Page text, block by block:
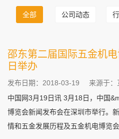
全部 公司动态
邵东第二届国际五金机
日举办
发布日期：2018-03-19
来源于：
中国网3月19日讯 3月18日，中国
博览会新闻发布会在深圳市举行。
情和五金发展历程及五金机电博览